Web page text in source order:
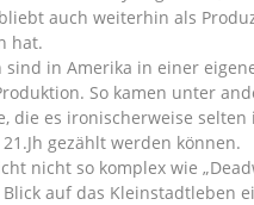
bliebt auch weiterhin als
hat.
sind in Amerika in einer
So kamen unter
die es ironischerweise
gezählt werden können.
nicht so komplex wie
auf das Kleinstadtleben